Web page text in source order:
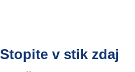
Stopite v stik zdaj